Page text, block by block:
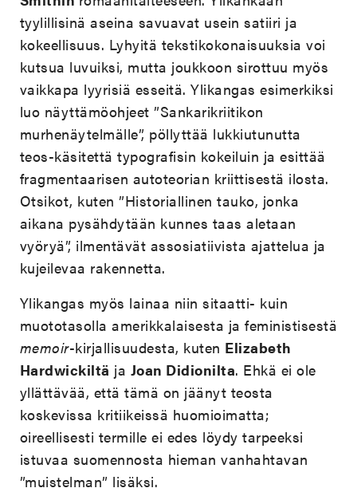
tyylillisinä aseina savuavat usein satiiri ja
kokeellisuus. Lyhyitä tekstikokonaisuuksia voi
kutsua luvuiksi, mutta joukkoon sirottuu myös
vaikkapa lyyrisiä esseitä. Ylikangas esimerkiksi
luo näyttämöohjeet ”Sankarikriitikon
murhenäytelmälle”, pöllyttää lukkiutunutta
teos-käsitettä typografisin kokeiluin ja esittää
fragmentaarisen autoteorian kriittisestä ilosta.
Otsikot, kuten ”Historiallinen tauko, jonka
aikana pysähdytään kunnes taas aletaan
vyöryä”, ilmentävät assosiatiivista ajattelua ja
kujeilevaa rakennetta.
Ylikangas myös lainaa niin sitaatti- kuin
muototasolla amerikkalaisesta ja feministisestä
memoir-kirjallisuudesta, kuten Elizabeth
Hardwickiltä ja Joan Didionilta. Ehkä ei ole
yllättävää, että tämä on jäänyt teosta
koskevissa kritiikeissä huomioimatta;
oireellisesti termille ei edes löydy tarpeeksi
istuvaa suomennosta hieman vanhahtavan
”muistelman” lisäksi.